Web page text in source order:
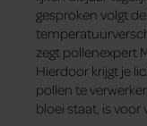
gesproken volgt
zegt pollenexpert
Hierdoor krijgt je
pollen te
bloei staat, is